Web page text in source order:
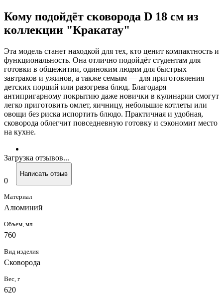
Кому подойдёт сковорода D 18 см из
коллекции "Кракатау"
Эта модель станет находкой для тех, кто ценит компактность и
функциональность. Она отлично подойдёт студентам для
готовки в общежитии, одиноким людям для быстрых
завтраков и ужинов, а также семьям — для приготовления
детских порций или разогрева блюд. Благодаря
антипригарному покрытию даже новички в кулинарии смогут
легко приготовить омлет, яичницу, небольшие котлеты или
овощи без риска испортить блюдо. Практичная и удобная,
сковорода облегчит повседневную готовку и сэкономит место
на кухне.
Загрузка отзывов...
0
Написать отзыв
Материал
Алюминий
Объем, мл
760
Вид изделия
Сковорода
Вес, г
620